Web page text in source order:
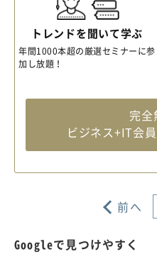
トレンドを聞いて学ぶ
年間1000本超の厳選セミナーに参
加し放題！
完
ビジネス+IT会
前へ
Googleで見つけやすく